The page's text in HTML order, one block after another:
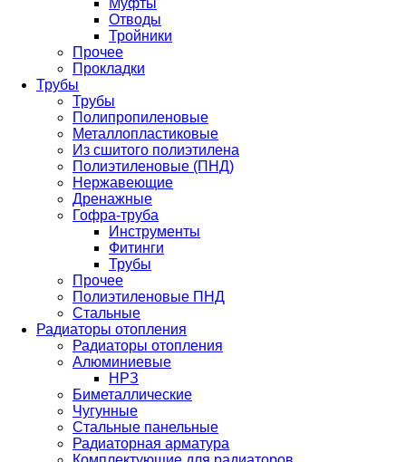
Муфты
Отводы
Тройники
Прочее
Прокладки
Трубы
Трубы
Полипропиленовые
Металлопластиковые
Из сшитого полиэтилена
Полиэтиленовые (ПНД)
Нержавеющие
Дренажные
Гофра-труба
Инструменты
Фитинги
Трубы
Прочее
Полиэтиленовые ПНД
Стальные
Радиаторы отопления
Радиаторы отопления
Алюминиевые
НРЗ
Биметаллические
Чугунные
Стальные панельные
Радиаторная арматура